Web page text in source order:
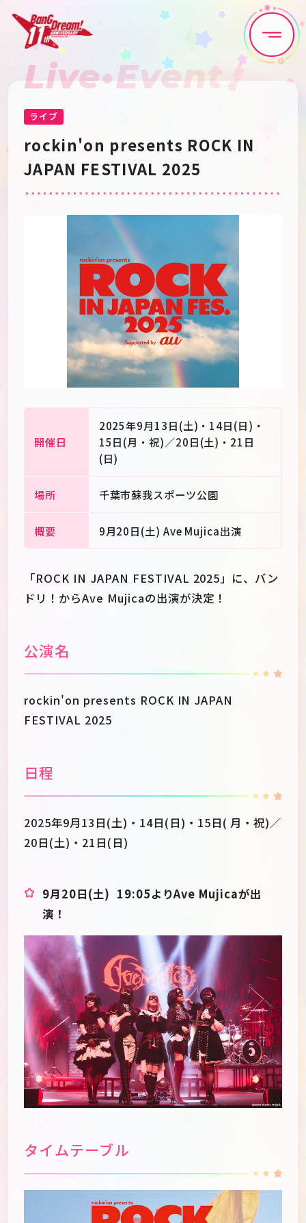
Home News
Live•Event
Artist Anime
Schedule About
Goods
JPEN
Live•Event
ライブ
rockin'on presents ROCK IN
JAPAN FESTIVAL 2025
開催日
2025年9月13日(土)・14日(日)・
15日(月・祝)／20日(土)・21日
(日)
場所 千葉市蘇我スポーツ公園
概要 9月20日(土) Ave Mujica出演
「ROCK IN JAPAN FESTIVAL 2025」に、バン
ドリ！からAve Mujicaの出演が決定！
公演名
rockin'on presents ROCK IN JAPAN
FESTIVAL 2025
日程
2025年9月13日(土)・14日(日)・15日( 月・祝)／
20日(土)・21日(日)
9月20日(土) 19:05よりAve Mujicaが出
演！
タイムテーブル